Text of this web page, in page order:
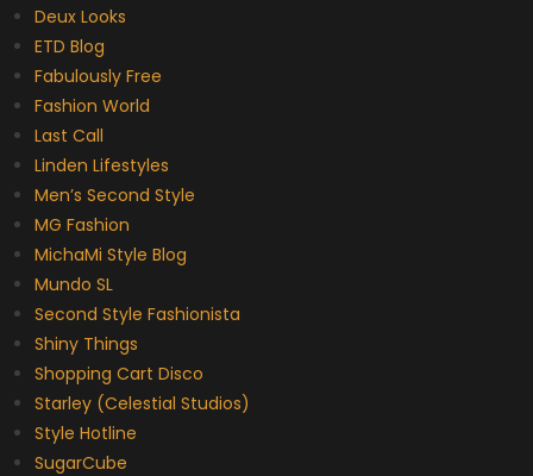
Deux Looks
ETD Blog
Fabulously Free
Fashion World
Last Call
Linden Lifestyles
Men’s Second Style
MG Fashion
MichaMi Style Blog
Mundo SL
Second Style Fashionista
Shiny Things
Shopping Cart Disco
Starley (Celestial Studios)
Style Hotline
SugarCube